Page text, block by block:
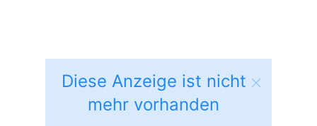
Diese Anzeige ist nicht
mehr vorhanden